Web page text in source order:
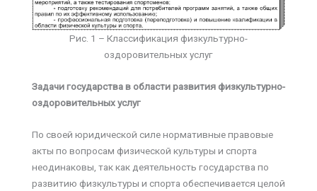
Рис. 1 – Классификация физкультурно-
оздоровительных услуг
Задачи государства в области развития физкультурно-
оздоровительных услуг
По своей юридической силе нормативные правовые
акты по вопросам физической культуры и спорта
неодинаковы, так как деятельность государства по
развитию физкультуры и спорта обеспечивается целой